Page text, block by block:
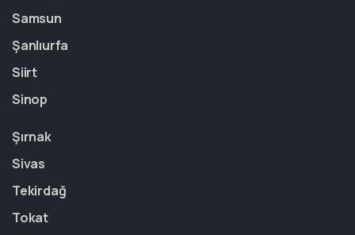
Samsun
Şanlıurfa
Siirt
Sinop
Şırnak
Sivas
Tekirdağ
Tokat